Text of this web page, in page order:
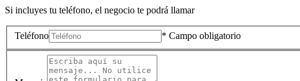
Si incluyes tu teléfono, el negocio te podrá llamar
Teléfono * Campo obligatorio